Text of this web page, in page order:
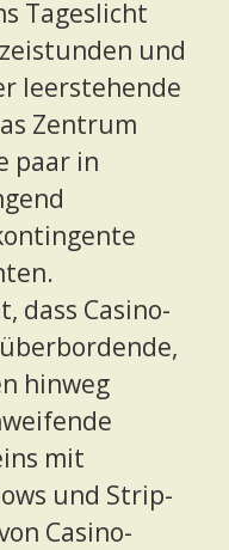
Tageslicht
und
leerstehende
Zentrum
paar in
dass Casino-
hinweg
mit
und Strip-
Casino-